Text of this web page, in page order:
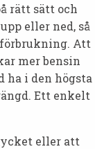
rätt sätt och
eller ned, så
Att
mer bensin
ha i den högsta
Ett enkelt
eller att